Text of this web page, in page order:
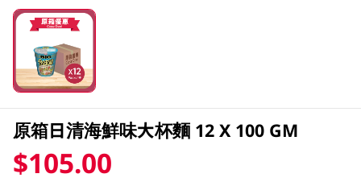
原箱日清海鮮味大杯麵 12 X 100 GM
$105.00